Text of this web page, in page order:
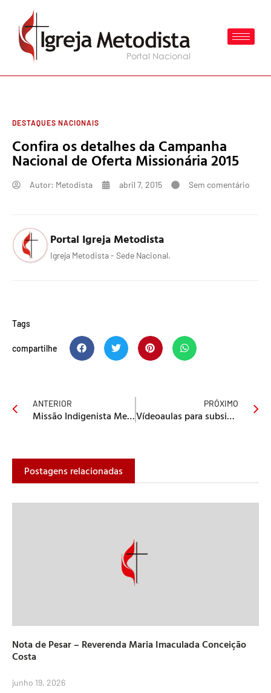
DESTAQUES NACIONAIS
Confira os detalhes da Campanha
Nacional de Oferta Missionária 2015
Autor: Metodista abril 7, 2015 Sem comentário
Portal Igreja Metodista
Igreja Metodista - Sede Nacional.
Tags
compartilhe
ANTERIOR
Missão Indigenista Metodista: download dos vídeos para celebrar a semana dos povos indígenas
PRÓXIMO
Vídeoaulas para subsidiar os músicos da Igreja Metodista. Assista!
Postagens relacionadas
Nota de Pesar – Reverenda Maria Imaculada Conceição
Costa
junho 19, 2026